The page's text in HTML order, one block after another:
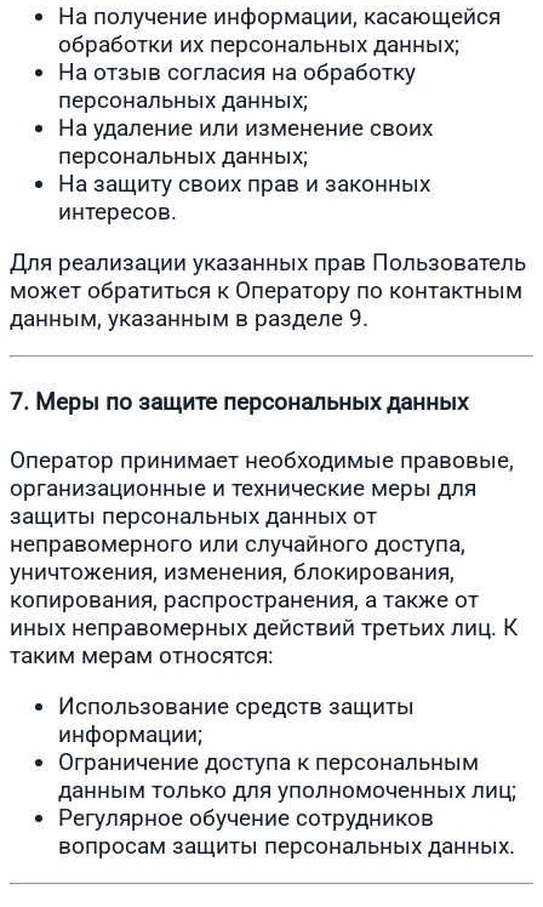
На получение информации, касающейся
обработки их персональных данных;
На отзыв согласия на обработку
персональных данных;
На удаление или изменение своих
персональных данных;
На защиту своих прав и законных
интересов.
Для реализации указанных прав Пользователь
может обратиться к Оператору по контактным
данным, указанным в разделе 9.
7. Меры по защите персональных данных
Оператор принимает необходимые правовые,
организационные и технические меры для
защиты персональных данных от
неправомерного или случайного доступа,
уничтожения, изменения, блокирования,
копирования, распространения, а также от
иных неправомерных действий третьих лиц. К
таким мерам относятся:
Использование средств защиты
информации;
Ограничение доступа к персональным
данным только для уполномоченных лиц;
Регулярное обучение сотрудников
вопросам защиты персональных данных.